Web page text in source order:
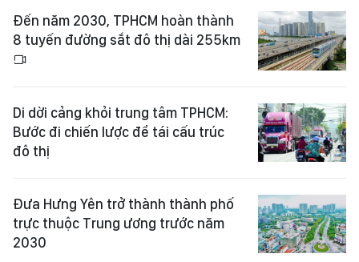
Đến năm 2030, TPHCM hoàn thành
8 tuyến đường sắt đô thị dài 255km
Di dời cảng khỏi trung tâm TPHCM:
Bước đi chiến lược để tái cấu trúc
đô thị
Đưa Hưng Yên trở thành thành phố
trực thuộc Trung ương trước năm
2030